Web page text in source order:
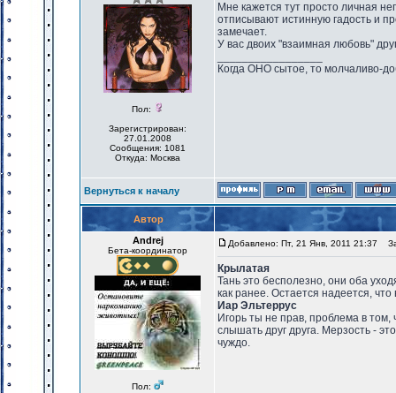
Пол:
Зарегистрирован:
27.01.2008
Сообщения: 1081
Откуда: Москва
Мне кажется тут просто личная
отписывают истинную гадость и
замечает.
У вас двоих "взаимная любовь"
Когда ОНО сытое, то молчаливо-
Вернуться к началу
Автор
Andrej
Бета-координатор
Пол:
Добавлено: Пт, 21 Янв, 2011 21:37
Крылатая
Тань это бесполезно, они оба
как ранее. Остается надеется, что
Иар Эльтеррус
Игорь ты не прав, проблема в
слышать друг друга. Мерзость -
чуждо.